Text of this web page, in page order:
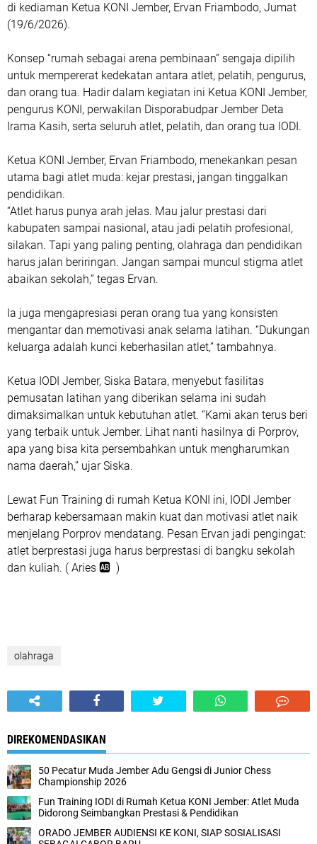
di kediaman Ketua KONI Jember, Ervan Friambodo, Jumat
(19/6/2026).
Konsep “rumah sebagai arena pembinaan” sengaja dipilih
untuk mempererat kedekatan antara atlet, pelatih, pengurus,
dan orang tua. Hadir dalam kegiatan ini Ketua KONI Jember,
pengurus KONI, perwakilan Disporabudpar Jember Deta
Irama Kasih, serta seluruh atlet, pelatih, dan orang tua IODI.
Ketua KONI Jember, Ervan Friambodo, menekankan pesan
utama bagi atlet muda: kejar prestasi, jangan tinggalkan
pendidikan.
“Atlet harus punya arah jelas. Mau jalur prestasi dari
kabupaten sampai nasional, atau jadi pelatih profesional,
silakan. Tapi yang paling penting, olahraga dan pendidikan
harus jalan beriringan. Jangan sampai muncul stigma atlet
abaikan sekolah,” tegas Ervan.
Ia juga mengapresiasi peran orang tua yang konsisten
mengantar dan memotivasi anak selama latihan. “Dukungan
keluarga adalah kunci keberhasilan atlet,” tambahnya.
Ketua IODI Jember, Siska Batara, menyebut fasilitas
pemusatan latihan yang diberikan selama ini sudah
dimaksimalkan untuk kebutuhan atlet. “Kami akan terus beri
yang terbaik untuk Jember. Lihat nanti hasilnya di Porprov,
apa yang bisa kita persembahkan untuk mengharumkan
nama daerah,” ujar Siska.
Lewat Fun Training di rumah Ketua KONI ini, IODI Jember
berharap kebersamaan makin kuat dan motivasi atlet naik
menjelang Porprov mendatang. Pesan Ervan jadi pengingat:
atlet berprestasi juga harus berprestasi di bangku sekolah
dan kuliah. ( Aries 🆎 )
olahraga
DIREKOMENDASIKAN
50 Pecatur Muda Jember Adu Gengsi di Junior Chess
Championship 2026
Fun Training IODI di Rumah Ketua KONI Jember: Atlet Muda
Didorong Seimbangkan Prestasi & Pendidikan
ORADO JEMBER AUDIENSI KE KONI, SIAP SOSIALISASI